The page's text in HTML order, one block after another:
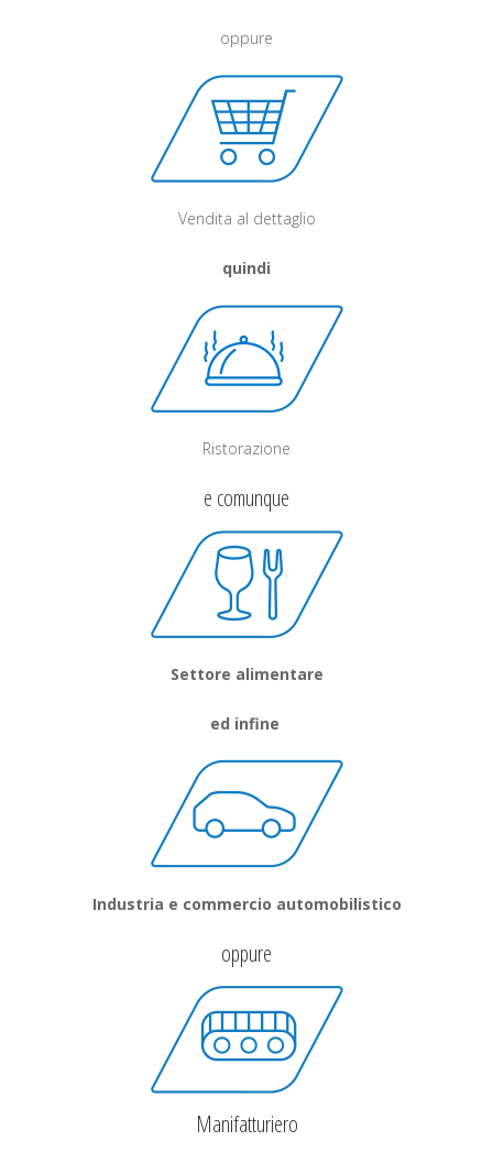
oppure
Vendita al dettaglio
quindi
Ristorazione
e comunque
Settore alimentare
ed infine
Industria e commercio automobilistico
oppure
Manifatturiero